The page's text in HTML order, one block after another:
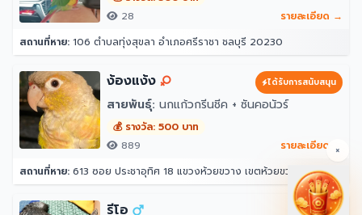
28
รายละเอียด →
สถานที่หาย: 106 ตำบลทุ่งสุขลา อำเภอศรีราชา ชลบุรี 20230
ง้องแง้ง ได้รับการสนับสนุน
สายพันธุ์: นกแก้วกรีนชีค + ซันคอนัวร์
💰 รางวัล: 500 บาท
889
รายละเอียด →
สถานที่หาย: 613 ซอย ประชาอุทิศ 18 แขวงห้วยขวาง เขตห้วยขวาง กรุงเทพมหานคร 10310
รีโอ
×